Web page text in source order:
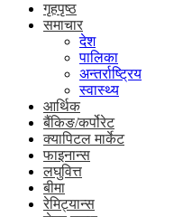
गृहपृष्ठ
समाचार
देश
पालिका
अन्तर्राष्ट्रिय
स्वास्थ्य
आर्थिक
बैंकिङ/कर्पोरेट
क्यापिटल मार्केट
फाइनान्स
लघुवित्त
बीमा
रेमिट्यान्स